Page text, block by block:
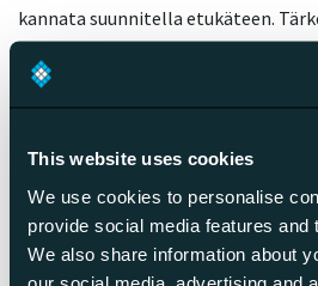
This website uses cookies
We use cookies to personalise
provide social media features and
We also share information about
our social media, advertising and
kannata suunnitella etukäteen.
kehitys oikein, tunnistaa ja
kassasyöpöt sekä keskittyä
parantamiseen heti päivästä yksi
Osaamisen lisäksi
vaatii